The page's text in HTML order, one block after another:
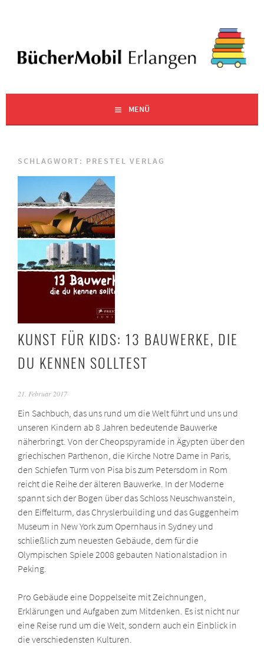
BÜCHERMOBIL ERLANGEN
MENÜ
SCHLAGWORT: PRESTEL VERLAG
KUNST FÜR KIDS: 13 BAUWERKE, DIE
DU KENNEN SOLLTEST
21. Februar 2017
Ein Sachbuch, das uns rund um die Welt führt und uns und
unseren Kindern ab 8 Jahren bedeutende Bauwerke
näherbringt. Von der Cheopspyramide in Ägypten über den
griechischen Parthenon, die Kirche Notre Dame in Paris,
den Schiefen Turm von Pisa bis zum Petersdom in Rom
reicht die Reihe der älteren Bauwerke. In der Moderne
spannt sich der Bogen über das Schloss Neuschwanstein,
den Eiffelturm, das Chryslerbuilding und das Guggenheim
Museum in New York zum Opernhaus in Sydney und
schließlich zum neuesten Gebäude, dem für die
Olympischen Spiele 2008 gebauten Nationalstadion in
Peking.
Pro Gebäude eine Doppelseite mit Zeichnungen,
Erklärungen und Aufgaben zum Mitdenken. Es ist nicht nur
eine Reise rund um die Welt, sondern auch ein Einblick in
die verschiedensten Kulturen.